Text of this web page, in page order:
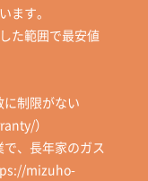
ます。
た範囲で最安値
制限がない
）
、長年家のガス
mizuho-